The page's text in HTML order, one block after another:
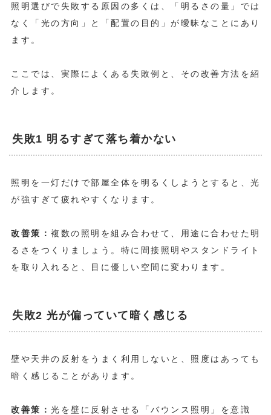
照明選びで失敗する原因の多くは、「明るさの量」では
なく「光の方向」と「配置の目的」が曖昧なことにあり
ます。
ここでは、実際によくある失敗例と、その改善方法を紹
介します。
失敗1 明るすぎて落ち着かない
照明を一灯だけで部屋全体を明るくしようとすると、光
が強すぎて疲れやすくなります。
改善策： 複数の照明を組み合わせて、用途に合わせた明
るさをつくりましょう。特に間接照明やスタンドライト
を取り入れると、目に優しい空間に変わります。
失敗2 光が偏っていて暗く感じる
壁や天井の反射をうまく利用しないと、照度はあっても
暗く感じることがあります。
改善策： 光を壁に反射させる「バウンス照明」を意識